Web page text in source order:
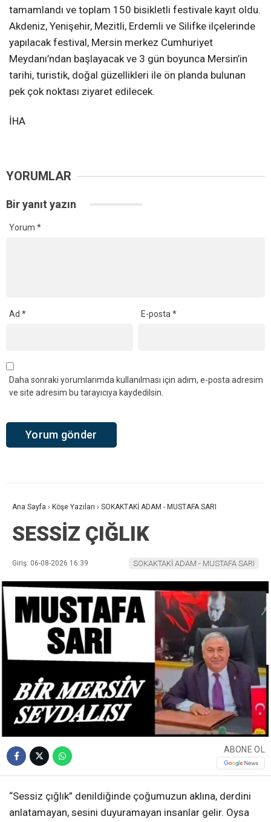
tamamlandı ve toplam 150 bisikletli festivale kayıt oldu.
Akdeniz, Yenişehir, Mezitli, Erdemli ve Silifke ilçelerinde
yapılacak festival, Mersin merkez Cumhuriyet
Meydanı’ndan başlayacak ve 3 gün boyunca Mersin’in
tarihi, turistik, doğal güzellikleri ile ön planda bulunan
pek çok noktası ziyaret edilecek.
İHA
YORUMLAR
Bir yanıt yazın
Yorum *
Ad * E-posta*
Daha sonraki yorumlarımda kullanılması için adım, e-posta adresim
ve site adresim bu tarayıcıya kaydedilsin.
Ana Sayfa › Köşe Yazıları › SOKAKTAKİ ADAM - MUSTAFA SARI
SESSİZ ÇIĞLIK
Giriş: 06-08-2026 16:39 SOKAKTAKİ ADAM - MUSTAFA SARI
ABONE OL
“Sessiz çığlık” denildiğinde çoğumuzun aklına, derdini
anlatamayan, sesini duyuramayan insanlar gelir. Oysa